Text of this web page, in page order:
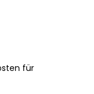
für